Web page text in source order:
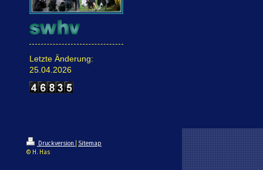
Letzte Änderung:
25.04.2026
Druckversion | Sitemap
© H. Has